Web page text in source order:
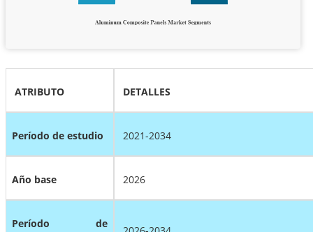
ATRIBUTO DETALLES
Período de estudio 2021-2034
Año base 2026
Período de